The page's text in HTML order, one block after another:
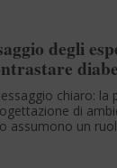
degli
chiaro: la
di
assumono un